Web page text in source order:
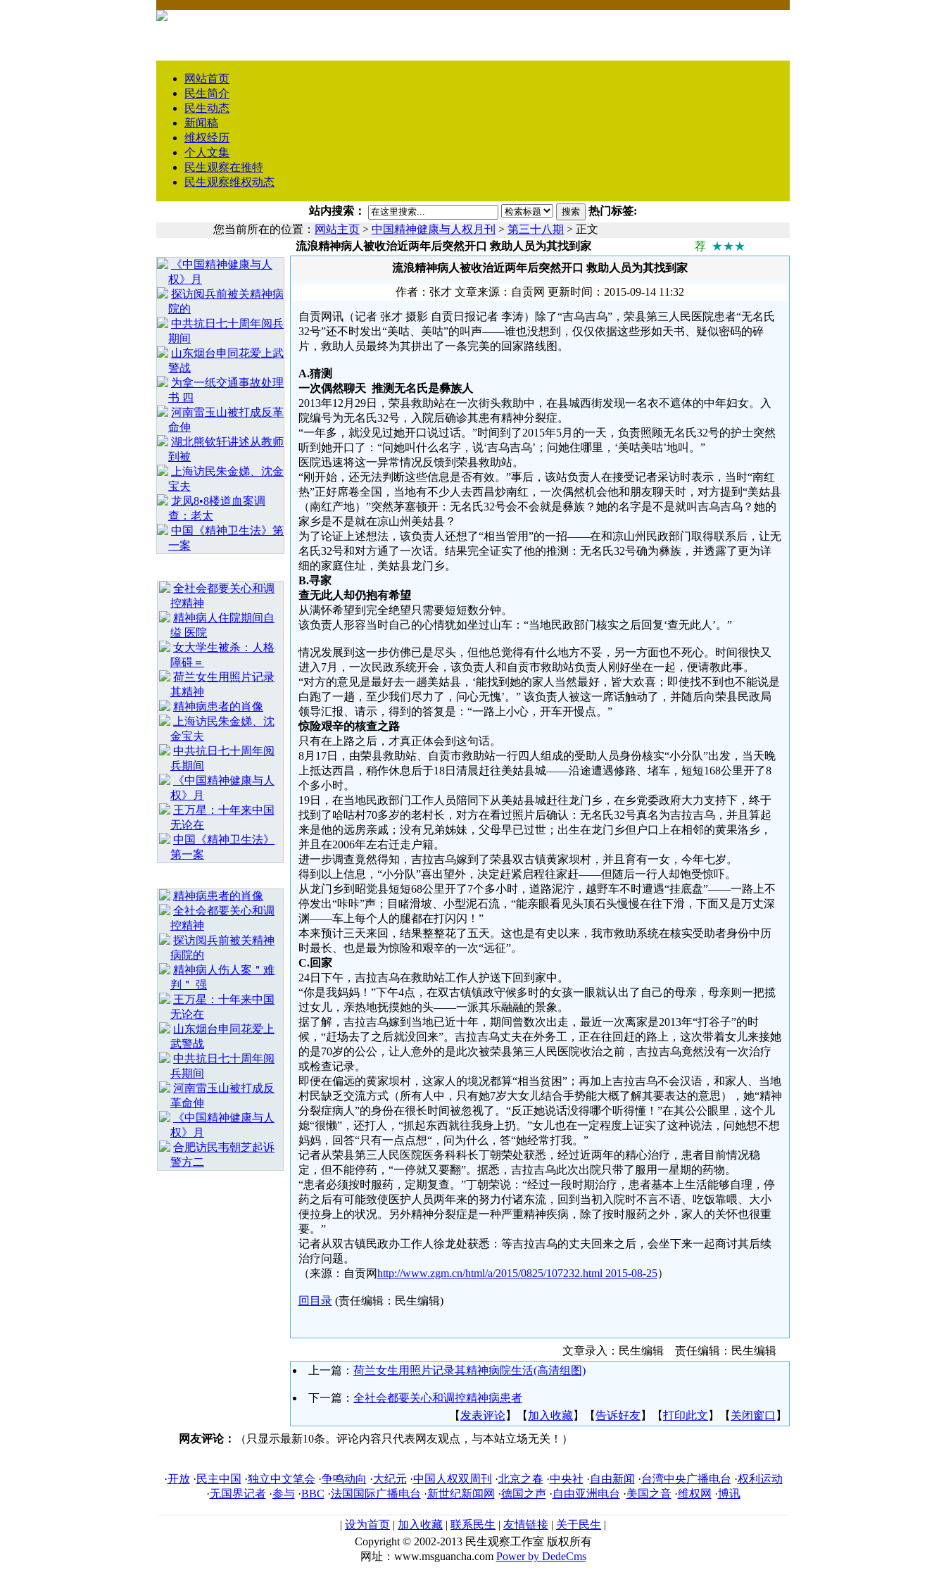
网站首页
民生简介
民生动态
新闻稿
维权经历
个人文集
民生观察在推特
民生观察维权动态
站内搜索： 搜索
热门标签:
您当前所在的位置： 网站主页 > 中国精神健康与人权月刊 > 第三十八期 > 正文
《中国精神健康与人
权》月
探访阅兵前被关精神病
院的
中共抗日七十周年阅兵
期间
山东烟台申同花爱上武
警战
为拿一纸交通事故处理
书 四
河南雷玉山被打成反革
命伸
湖北熊钦轩讲述从教师
到被
上海访民朱金娣、沈金
宝夫
龙凤8•8楼道血案调
查：老太
中国《精神卫生法》第
一案
全社会都要关心和调
控精神
精神病人住院期间自
缢 医院
女大学生被杀：人格
障碍＝
荷兰女生用照片记录
其精神
精神病患者的肖像
上海访民朱金娣、沈
金宝夫
中共抗日七十周年阅
兵期间
《中国精神健康与人
权》月
王万星：十年来中国
无论在
中国《精神卫生法》
第一案
精神病患者的肖像
全社会都要关心和调
控精神
探访阅兵前被关精神
病院的
精神病人伤人案＂难
判＂ 强
王万星：十年来中国
无论在
山东烟台申同花爱上
武警战
中共抗日七十周年阅
兵期间
河南雷玉山被打成反
革命伸
《中国精神健康与人
权》月
合肥访民韦朝芝起诉
警方二
流浪精神病人被收治近两年后突然开口 救助人员为其找到家 荐 ★★★
流浪精神病人被收治近两年后突然开口 救助人员为其找到家
作者：张才 文章来源：自贡网 更新时间：2015-09-14 11:32
自贡网讯（记者 张才 摄影 自贡日报记者 李涛）除了“吉乌吉乌”，荣县第三人民医院患者“无名氏
32号”还不时发出“美咕、美咕”的叫声——谁也没想到，仅仅依据这些形如天书、疑似密码的碎
片，救助人员最终为其拼出了一条完美的回家路线图。
A.猜测
一次偶然聊天 推测无名氏是彝族人
2013年12月29日，荣县救助站在一次街头救助中，在县城西街发现一名衣不遮体的中年妇女。入
院编号为无名氏32号，入院后确诊其患有精神分裂症。
“一年多，就没见过她开口说过话。”时间到了2015年5月的一天，负责照顾无名氏32号的护士突然
听到她开口了：“问她叫什么名字，说‘吉乌吉乌’；问她住哪里，‘美咕美咕’地叫。”
医院迅速将这一异常情况反馈到荣县救助站。
“刚开始，还无法判断这些信息是否有效。”事后，该站负责人在接受记者采访时表示，当时“南红
热”正好席卷全国，当地有不少人去西昌炒南红，一次偶然机会他和朋友聊天时，对方提到“美姑县
（南红产地）”突然茅塞顿开：无名氏32号会不会就是彝族？她的名字是不是就叫吉乌吉乌？她的
家乡是不是就在凉山州美姑县？
为了论证上述想法，该负责人还想了“相当管用”的一招——在和凉山州民政部门取得联系后，让无
名氏32号和对方通了一次话。结果完全证实了他的推测：无名氏32号确为彝族，并透露了更为详
细的家庭住址，美姑县龙门乡。
B.寻家
查无此人却仍抱有希望
从满怀希望到完全绝望只需要短短数分钟。
该负责人形容当时自己的心情犹如坐过山车：“当地民政部门核实之后回复‘查无此人’。”
情况发展到这一步仿佛已是尽头，但他总觉得有什么地方不妥，另一方面也不死心。时间很快又
进入7月，一次民政系统开会，该负责人和自贡市救助站负责人刚好坐在一起，便请教此事。
“对方的意见是最好去一趟美姑县，‘能找到她的家人当然最好，皆大欢喜；即使找不到也不能说是
白跑了一趟，至少我们尽力了，问心无愧’。” 该负责人被这一席话触动了，并随后向荣县民政局
领导汇报、请示，得到的答复是：“一路上小心，开车开慢点。”
惊险艰辛的核查之路
只有在上路之后，才真正体会到这句话。
8月17日，由荣县救助站、自贡市救助站一行四人组成的受助人员身份核实“小分队”出发，当天晚
上抵达西昌，稍作休息后于18日清晨赶往美姑县城——沿途遭遇修路、堵车，短短168公里开了8
个多小时。
19日，在当地民政部门工作人员陪同下从美姑县城赶往龙门乡，在乡党委政府大力支持下，终于
找到了哈咕村70多岁的老村长，对方在看过照片后确认：无名氏32号真名为吉拉吉乌，并且算起
来是他的远房亲戚；没有兄弟姊妹，父母早已过世；出生在龙门乡但户口上在相邻的黄果洛乡，
并且在2006年左右迁走户籍。
进一步调查竟然得知，吉拉吉乌嫁到了荣县双古镇黄家坝村，并且育有一女，今年七岁。
得到以上信息，“小分队”喜出望外，决定赶紧启程往家赶——但随后一行人却饱受惊吓。
从龙门乡到昭觉县短短68公里开了7个多小时，道路泥泞，越野车不时遭遇“挂底盘”——一路上不
停发出“咔咔”声；目睹滑坡、小型泥石流，“能亲眼看见头顶石头慢慢在往下滑，下面又是万丈深
渊——车上每个人的腿都在打闪闪！”
本来预计三天来回，结果整整花了五天。这也是有史以来，我市救助系统在核实受助者身份中历
时最长、也是最为惊险和艰辛的一次“远征”。
C.回家
24日下午，吉拉吉乌在救助站工作人护送下回到家中。
“你是我妈妈！”下午4点，在双古镇镇政守候多时的女孩一眼就认出了自己的母亲，母亲则一把揽
过女儿，亲热地抚摸她的头——一派其乐融融的景象。
据了解，吉拉吉乌嫁到当地已近十年，期间曾数次出走，最近一次离家是2013年“打谷子”的时
候，“赶场去了之后就没回来”。吉拉吉乌丈夫在外务工，正在往回赶的路上，这次带着女儿来接她
的是70岁的公公，让人意外的是此次被荣县第三人民医院收治之前，吉拉吉乌竟然没有一次治疗
或检查记录。
即便在偏远的黄家坝村，这家人的境况都算“相当贫困”；再加上吉拉吉乌不会汉语，和家人、当地
村民缺乏交流方式（所有人中，只有她7岁大女儿结合手势能大概了解其要表达的意思），她“精神
分裂症病人”的身份在很长时间被忽视了。“反正她说话没得哪个听得懂！”在其公公眼里，这个儿
媳“很懒”，还打人，“抓起东西就往我身上扔。”女儿也在一定程度上证实了这种说法，问她想不想
妈妈，回答“只有一点点想“，问为什么，答“她经常打我。”
记者从荣县第三人民医院医务科科长丁朝荣处获悉，经过近两年的精心治疗，患者目前情况稳
定，但不能停药，“一停就又要翻”。据悉，吉拉吉乌此次出院只带了服用一星期的药物。
“患者必须按时服药，定期复查。”丁朝荣说：“经过一段时期治疗，患者基本上生活能够自理，停
药之后有可能致使医护人员两年来的努力付诸东流，回到当初入院时不言不语、吃饭靠喂、大小
便拉身上的状况。另外精神分裂症是一种严重精神疾病，除了按时服药之外，家人的关怀也很重
要。”
记者从双古镇民政办工作人徐龙处获悉：等吉拉吉乌的丈夫回来之后，会坐下来一起商讨其后续
治疗问题。
（来源：自贡网http://www.zgm.cn/html/a/2015/0825/107232.html 2015-08-25）
回目录(责任编辑：民生编辑)
文章录入：民生编辑 责任编辑：民生编辑
上一篇： 荷兰女生用照片记录其精神病院生活(高清组图)
下一篇： 全社会都要关心和调控精神病患者
【 发表评论】【 加入收藏】【告诉好友】【打印此文 】【 关闭窗口 】
网友评论：
（只显示最新10条。评论内容只代表网友观点，与本站立场无关！）
·开放·民主中国 ·独立中文笔会 ·争鸣动向 ·大纪元 ·中国人权双周刊 ·北京之春 ·中央社 ·自由新闻 ·台湾中央广播电台 ·权利运动
·无国界记者·参与·BBC ·法国国际广播电台 ·新世纪新闻网 ·德国之声·自由亚洲电台 ·美国之音·维权网 ·博讯
| 设为首页 | 加入收藏 | 联系民生 | 友情链接 | 关于民生 |
Copyright © 2002-2013 民生观察工作室 版权所有
网址：www.msguancha.com Power by DedeCms